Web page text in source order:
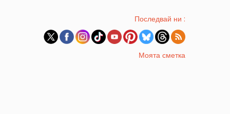
Последвай ни :
Моята сметка